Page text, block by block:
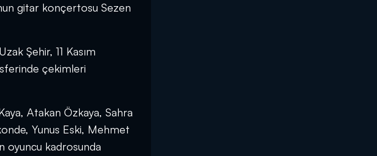
gitar konçertosu Sezen
Şehir, 11 Kasım
çekimleri
Atakan Özkaya, Sahra
Yunus Eski, Mehmet
oyuncu kadrosunda